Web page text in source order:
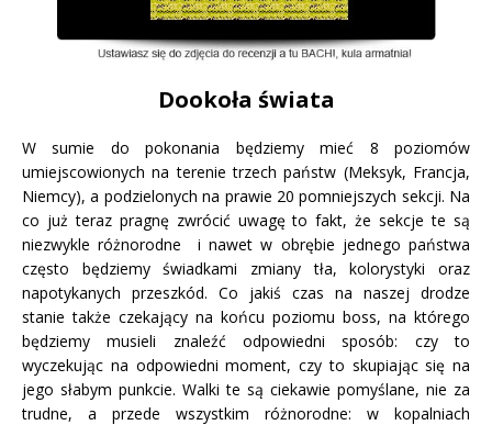
Dookoła świata
W sumie do pokonania będziemy mieć 8 poziomów
umiejscowionych na terenie trzech państw (Meksyk, Francja,
Niemcy), a podzielonych na prawie 20 pomniejszych sekcji. Na
co już teraz pragnę zwrócić uwagę to fakt, że sekcje te są
niezwykle różnorodne i nawet w obrębie jednego państwa
często będziemy świadkami zmiany tła, kolorystyki oraz
napotykanych przeszkód. Co jakiś czas na naszej drodze
stanie także czekający na końcu poziomu boss, na którego
będziemy musieli znaleźć odpowiedni sposób: czy to
wyczekując na odpowiedni moment, czy to skupiając się na
jego słabym punkcie. Walki te są ciekawie pomyślane, nie za
trudne, a przede wszystkim różnorodne: w kopalniach